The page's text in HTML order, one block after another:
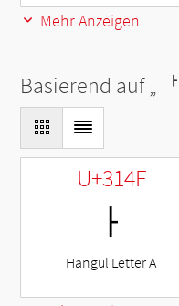
Mehr Anzeigen
Basierend auf „ ᅡ
U+314F
ㅏ
Hangul Letter A